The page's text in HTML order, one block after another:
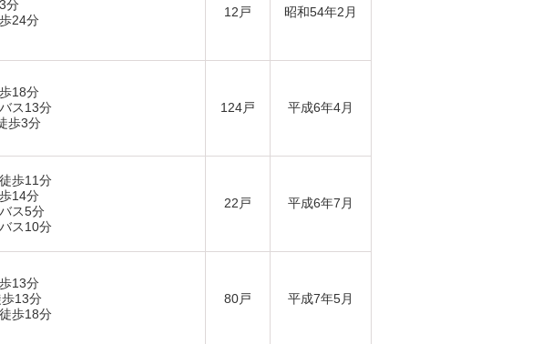
分
24分
12戸 昭和54年2月
18分
ス13分
歩3分
124戸 平成6年4月
歩11分
14分
ス5分
ス10分
22戸 平成6年7月
13分
13分
歩18分
80戸 平成7年5月